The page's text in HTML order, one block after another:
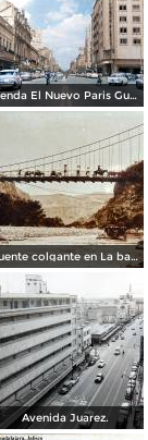
Tienda El Nuevo Paris Guadalajara, Jalisco 1961
Puente colgante en La barranca de Oblatos.
Avenida Juarez.